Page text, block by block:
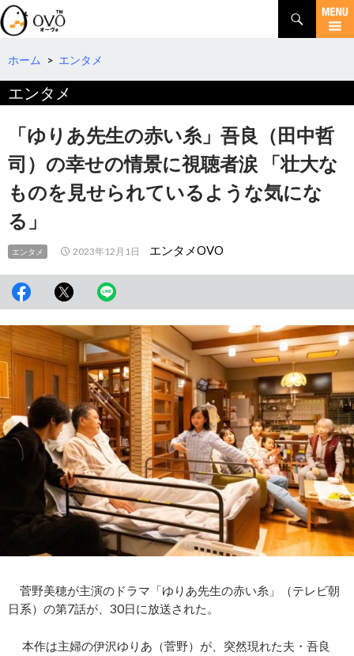
検
索
コ
テ
へ
ホーム > エンタメ
エンタメ
「ゆりあ先生の赤い糸」吾良（田中哲
司）の幸せの情景に視聴者涙 「壮大な
ものを見せられているような気にな
る」
エンタメ 2023年12月1日 エンタメOVO
菅野美穂が主演のドラマ「ゆりあ先生の赤い糸」（テレビ朝
日系）の第7話が、30日に放送された。
本作は主婦の伊沢ゆりあ（菅野）が、突然現れた夫・吾良